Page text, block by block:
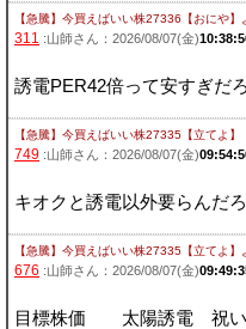
【急騰】今買えばいい株27336【おにや】
311 :山師さん：2026/08/07(金)
誘電PER42倍って安すぎだろ
【急騰】今買えばいい株27335【立てよ】
749 :山師さん：2026/08/07(金)
キオクと誘電以外要らんだろ
【急騰】今買えばいい株27335【立てよ】
676 :山師さん：2026/08/07(金)
目標株価 太陽誘電 祝